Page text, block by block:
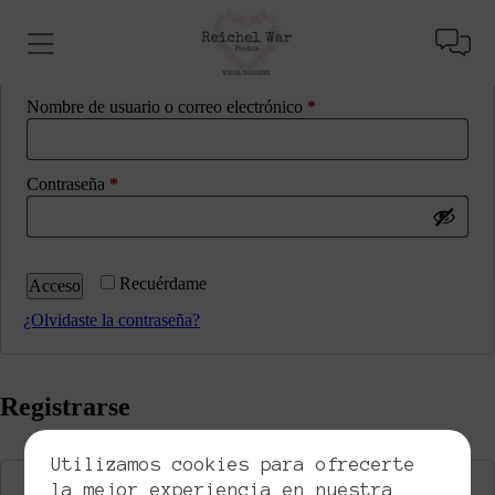
Nombre de usuario o correo electrónico *
Contraseña *
Recuérdame
Acceso
¿Olvidaste la contraseña?
Registrarse
Utilizamos cookies para ofrecerte
la mejor experiencia en nuestra